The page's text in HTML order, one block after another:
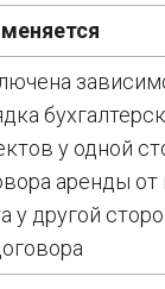
у одной
аренды от
у другой